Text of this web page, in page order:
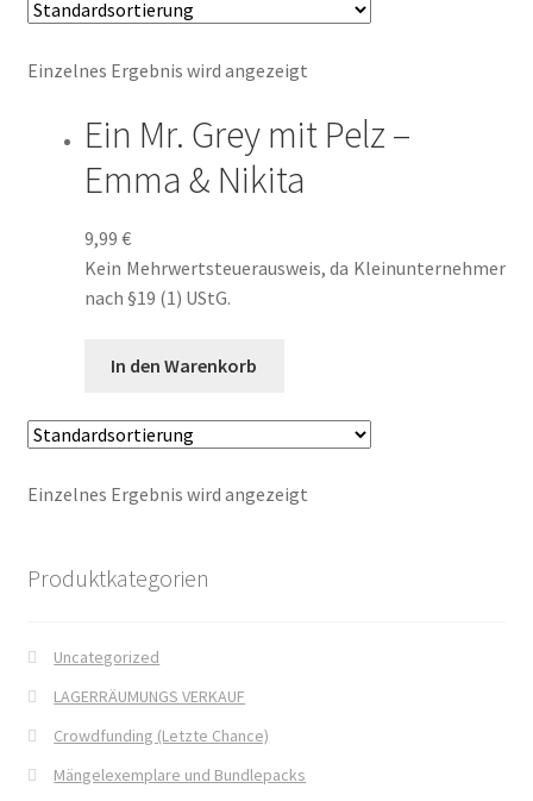
Ausschreibung Erotik-Furry-Artbook
Ausschreibungen
Ausschreibungen für 2018
Buch-Shop
Das Verlagsteam
Die Dunkelmagierchroniken
Die Dunkelmagierchroniken Bd. 2
Die Dunkelmagierchroniken Bd. 3
Einzelnes Ergebnis wird angezeigt
Ein Mr. Grey mit Pelz –
Emma & Nikita
9,99 €
Kein Mehrwertsteuerausweis, da Kleinunternehmer
nach §19 (1) UStG.
In den Warenkorb
Einzelnes Ergebnis wird angezeigt
Produktkategorien
Uncategorized
LAGERRÄUMUNGS VERKAUF
Crowdfunding (Letzte Chance)
Mängelexemplare und Bundlepacks